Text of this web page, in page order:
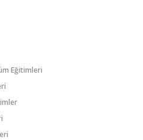
Eğitimleri